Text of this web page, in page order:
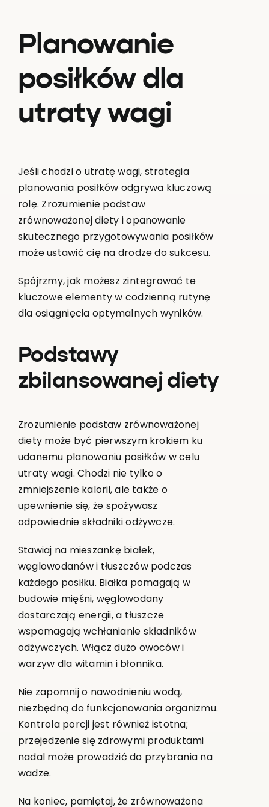
Planowanie
posiłków dla
utraty wagi
Jeśli chodzi o utratę wagi, strategia
planowania posiłków odgrywa kluczową
rolę. Zrozumienie podstaw
zrównoważonej diety i opanowanie
skutecznego przygotowywania posiłków
może ustawić cię na drodze do sukcesu.
Spójrzmy, jak możesz zintegrować te
kluczowe elementy w codzienną rutynę
dla osiągnięcia optymalnych wyników.
Podstawy
zbilansowanej diety
Zrozumienie podstaw zrównoważonej
diety może być pierwszym krokiem ku
udanemu planowaniu posiłków w celu
utraty wagi. Chodzi nie tylko o
zmniejszenie kalorii, ale także o
upewnienie się, że spożywasz
odpowiednie składniki odżywcze.
Stawiaj na mieszankę białek,
węglowodanów i tłuszczów podczas
każdego posiłku. Białka pomagają w
budowie mięśni, węglowodany
dostarczają energii, a tłuszcze
wspomagają wchłanianie składników
odżywczych. Włącz dużo owoców i
warzyw dla witamin i błonnika.
Nie zapomnij o nawodnieniu wodą,
niezbędną do funkcjonowania organizmu.
Kontrola porcji jest również istotna;
przejedzenie się zdrowymi produktami
nadal może prowadzić do przybrania na
wadze.
Na koniec, pamiętaj, że zrównoważona